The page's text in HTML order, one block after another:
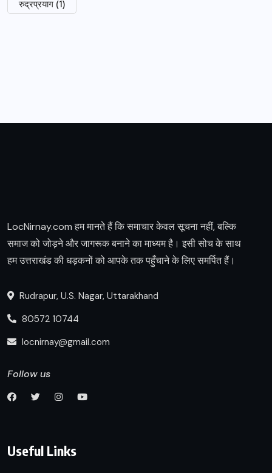
रुद्रप्रयाग (1)
LocNirnay.com हम मानते हैं कि समाचार केवल सूचना नहीं, बल्कि
समाज को जोड़ने और जागरूक बनाने का माध्यम है। इसी सोच के साथ
हम उत्तराखंड की धड़कनों को आपके तक पहुँचाने के लिए समर्पित हैं।
Rudrapur, U.S. Nagar, Uttarakhand
80572 10744
locnirnay@gmail.com
Follow us
Useful Links